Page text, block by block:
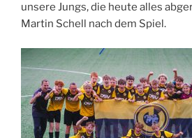
unsere Jungs, die heute alles
Martin Schell nach dem Spiel.